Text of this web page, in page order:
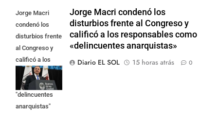
Jorge Macri
condenó los
disturbios frente
al Congreso y
calificó a los
responsables
como
"delincuentes
anarquistas"
Jorge Macri condenó los
disturbios frente al Congreso y
calificó a los responsables como
«delincuentes anarquistas»
Diario EL SOL
15 horas atrás 0